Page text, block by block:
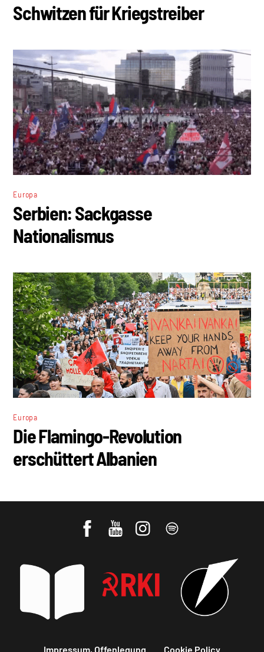
Schwitzen für Kriegstreiber
Europa
Serbien: Sackgasse
Nationalismus
Europa
Die Flamingo-Revolution
erschüttert Albanien
Impressum, Offenlegung Cookie Policy